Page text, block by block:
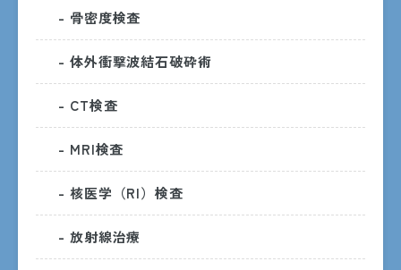
- 骨密度検査
- 体外衝撃波結石破砕術
- CT検査
- MRI検査
- 核医学（RI）検査
- 放射線治療
受付時間
月曜日〜金曜日 8:30〜15:00
診察時間
8:30〜17:15
ただし、受付・診療時間は診療科ごとに異なるため、詳しく